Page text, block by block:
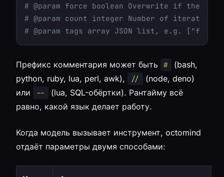
# @param force boolean Overwrite if the
# @param count integer Number of iterations
# @param tags array JSON list, e.g.
Префикс комментария может быть #
(bash,
python, ruby, lua, perl, awk),
//
(node, deno)
или
--
(lua, SQL-обёртки). Рантайму всё
равно, какой язык делает работу.
Когда модель вызывает инструмент, octomind
отдаёт параметры двумя способами: